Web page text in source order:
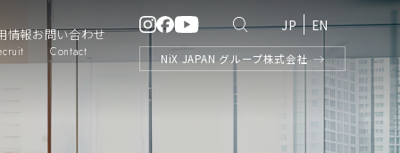
情報お問い合わせ
Contact
EN
JP
NiX JAPAN グループ株式会社